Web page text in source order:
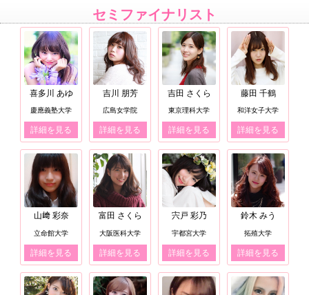
セミファイナリスト
喜多川 あゆ
慶應義塾大学
詳細を見る
吉川 朋芳
広島女学院
詳細を見る
吉田 さくら
東京理科大学
詳細を見る
藤田 千鶴
和洋女子大学
詳細を見る
山﨑 彩奈
立命館大学
詳細を見る
富田 さくら
大阪医科大学
詳細を見る
宍戸 彩乃
宇都宮大学
詳細を見る
鈴木 みう
拓殖大学
詳細を見る